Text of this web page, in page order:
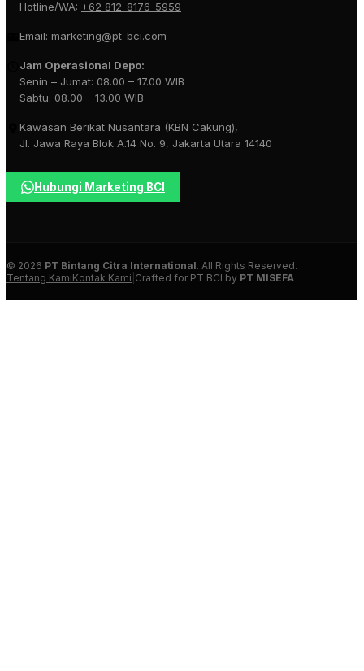
Hotline/WA: +62 812-8176-5959
Email: marketing@pt-bci.com
Jam Operasional Depo:
Senin – Jumat: 08.00 – 17.00 WIB
Sabtu: 08.00 – 13.00 WIB
Kawasan Berikat Nusantara (KBN Cakung),
Jl. Jawa Raya Blok A.14 No. 9, Jakarta Utara 14140
Hubungi Marketing BCI
© 2026 PT Bintang Citra International. All Rights Reserved.
Tentang KamiKontak Kami Crafted for PT BCI by PT MISEFA